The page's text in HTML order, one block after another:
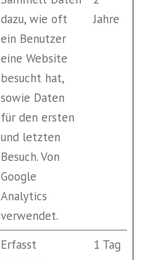
dazu, wie oft
ein Benutzer
eine Website
besucht hat,
sowie Daten
für den ersten
und letzten
Besuch. Von
Google
Analytics
verwendet.
Jahre
Erfasst
1 Tag